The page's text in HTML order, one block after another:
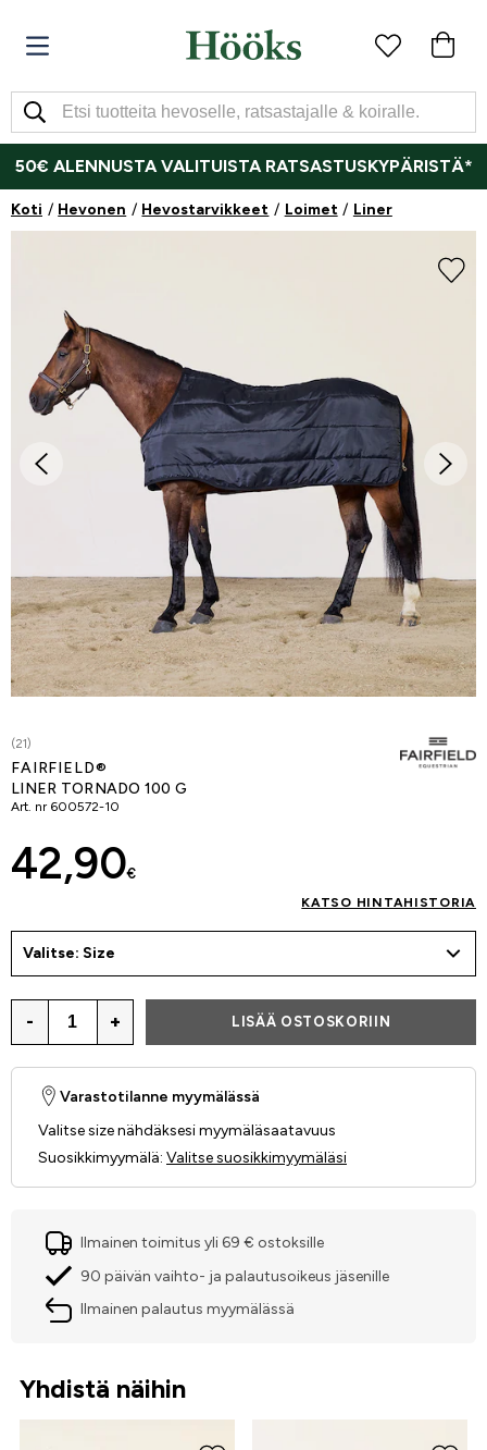
50€ ALENNUSTA VALITUISTA RATSASTUSKYPÄRISTÄ*
Koti Hevonen Hevostarvikkeet Loimet Liner
(21)
FAIRFIELD®
LINER TORNADO 100 G
Art. nr 600572-10
42,90€
KATSO HINTAHISTORIA
Valitse: Size
- + LISÄÄ OSTOSKORIIN
Varastotilanne myymälässä
Valitse size nähdäksesi myymäläsaatavuus
Suosikkimyymälä: Valitse suosikkimyymäläsi
Ilmainen toimitus yli 69 € ostoksille
90 päivän vaihto- ja palautusoikeus jäsenille
Ilmainen palautus myymälässä
Yhdistä näihin